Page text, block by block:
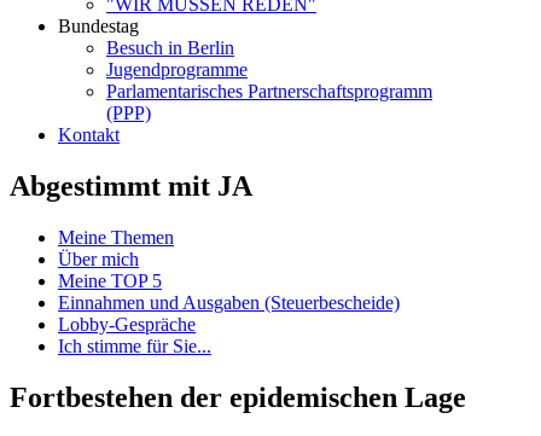
"WIR MÜSSEN REDEN"
Bundestag
Besuch in Berlin
Jugendprogramme
Parlamentarisches Partnerschaftsprogramm
(PPP)
Kontakt
Abgestimmt mit JA
Meine Themen
Über mich
Meine TOP 5
Einnahmen und Ausgaben (Steuerbescheide)
Lobby-Gespräche
Ich stimme für Sie...
Fortbestehen der epidemischen Lage